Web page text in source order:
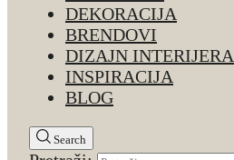
DEKORACIJA
BRENDOVI
DIZAJN INTERIJERA
INSPIRACIJA
BLOG
Search